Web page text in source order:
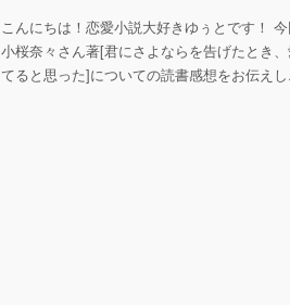
こんにちは！恋愛小説大好きゆぅとです！
小桜奈々さん著[君にさよならを告げたとき、
てると思った]についての読書感想をお伝えし